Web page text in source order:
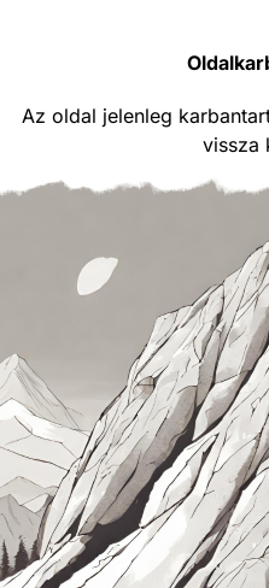
Az oldal jelenleg
vissza